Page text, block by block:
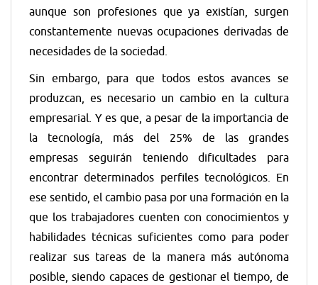
aunque son profesiones que ya existían, surgen
constantemente nuevas ocupaciones derivadas de
necesidades de la sociedad.
Sin embargo, para que todos estos avances se
produzcan, es necesario un cambio en la cultura
empresarial. Y es que, a pesar de la importancia de
la tecnología, más del 25% de las grandes
empresas seguirán teniendo dificultades para
encontrar determinados perfiles tecnológicos. En
ese sentido, el cambio pasa por una formación en la
que los trabajadores cuenten con conocimientos y
habilidades técnicas suficientes como para poder
realizar sus tareas de la manera más autónoma
posible, siendo capaces de gestionar el tiempo, de